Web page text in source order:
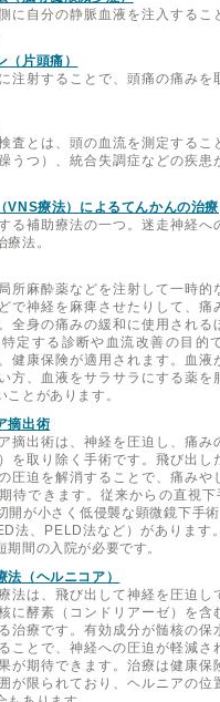
に自分の静脈血液を注入するこ
片頭痛）
注射することで、頭痛の痛みを
査とは、頭の血流を測定するこ
うつ）、統合失調症などの疾患
VNS療法）によるてんかんの治療
る補助療法の一つ。迷走神経へ
法。
所麻酔薬などを注射して一時的
で神経を麻痺させたりして、痛
全身の痛みの緩和に使用される
定する診断や血流改善の目的
健康保険が適用されます。血液
方、血液をサラサラにする薬を
とがあります。
摘出術
摘出術は、神経を圧迫し、痛み
を取り除く手術です。飛び出し
圧迫を解消することで、痛みや
待できます。従来からの直視下
開が小さく低侵襲な顕微鏡下手
法、PELD法など）があります
間の入院が必要です。
（ヘルニコア）
法は、飛び出して神経を圧迫し
に酵素（コンドリアーゼ）を含
治療です。有効成分が髄核の保
ことで、神経への圧迫が軽減さ
が期待できます。治療は健康保
が限られており、ヘルニアの位